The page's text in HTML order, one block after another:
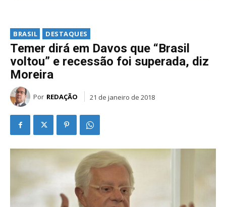
BRASIL DESTAQUES
Temer dirá em Davos que “Brasil
voltou” e recessão foi superada, diz
Moreira
Por REDAÇÃO 21 de janeiro de 2018